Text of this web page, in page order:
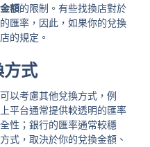
額的限制。有些找換店對於
匯率，因此，如果你的兌換
的規定。
式
以考慮其他兌換方式，例
平台通常提供較透明的匯率
性；銀行的匯率通常較穩
式，取決於你的兌換金額、